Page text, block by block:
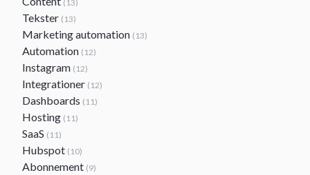
(13)
Tekster (13)
Marketing automation (13)
Automation (12)
Instagram (12)
Integrationer (12)
Dashboards (11)
Hosting (11)
SaaS (11)
Hubspot (10)
Abonnement (9)